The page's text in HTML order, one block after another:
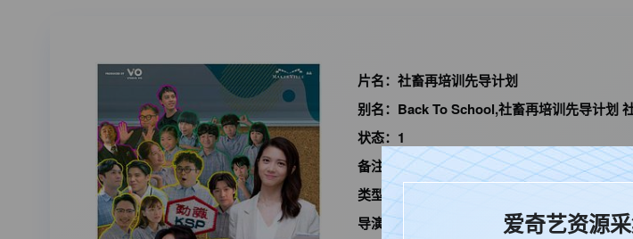
片名： 社畜再培训先导计划
别名： Back To School,社畜再培训先导计划
状态： 1
备注： 全15集
类型：
剧情
导演：林建祥,廖晋硕
爱奇艺资源